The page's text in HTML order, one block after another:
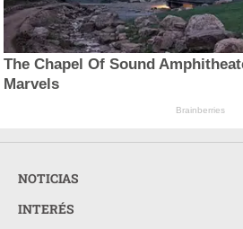
The Chapel Of Sound
Marvels
Brainberries
NOTICIAS
INTERÉS